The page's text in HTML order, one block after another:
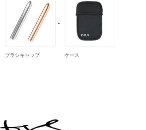
ブラシキャップ ケース